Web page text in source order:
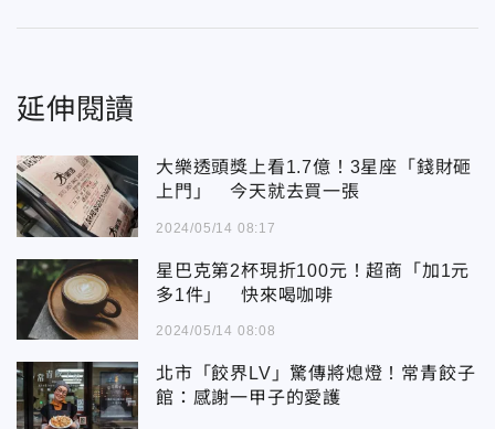
延伸閱讀
大樂透頭獎上看1.7億！3星座「錢財砸
上門」 今天就去買一張
2024/05/14 08:17
星巴克第2杯現折100元！超商「加1元
多1件」 快來喝咖啡
2024/05/14 08:08
北市「餃界LV」驚傳將熄燈！常青餃子
館：感謝一甲子的愛護